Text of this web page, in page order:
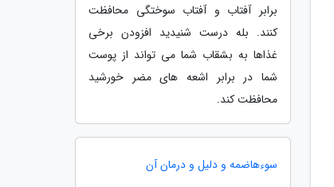
برابر آفتاب و آفتاب سوختگی محافظت
کنند. بله درست شنیدید افزودن برخی
غذاها به بشقاب شما می تواند از پوست
شما در برابر اشعه های مضر خورشید
محافظت کند.
سوءهاضمه و دلیل و درمان آن